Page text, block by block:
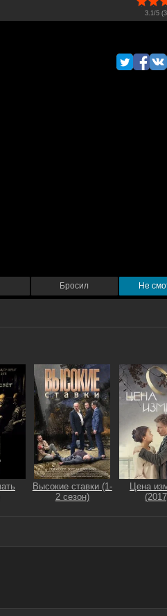
3.1/5 (
Бросил Не
Высокие ставки (1-
2 сезон)
Цена